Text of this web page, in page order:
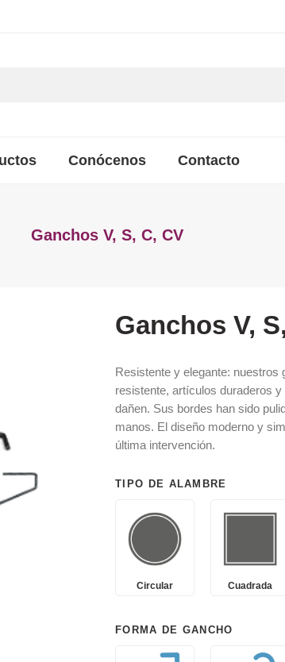
Conócenos Contacto
Ganchos V, S, C, CV
Ganchos V,
Resistente y elegante:
resistente, artículos duraderos
dañen. Sus bordes han sido
manos. El diseño moderno y
última intervención.
TIPO DE ALAMBRE
Circular Cuadrada
FORMA DE GANCHO